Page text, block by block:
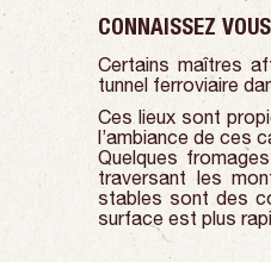
CONNAISSEZ
Certains maîtres
tunnel ferroviaire
Ces lieux sont
l’ambiance de ces
Quelques
traversant les
stables sont des
surface est plus